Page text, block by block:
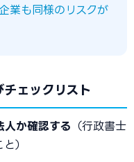
業も同様のリスクが
ェックリスト
人か確認する （行政書士
）